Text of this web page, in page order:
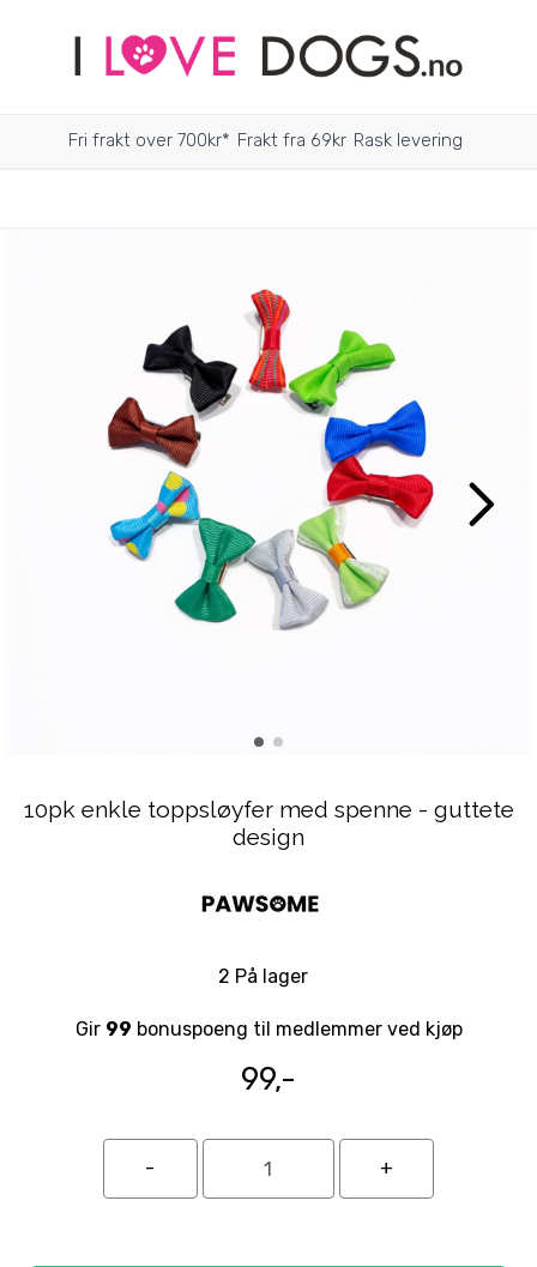
Fri frakt over 700kr* Frakt fra 69kr Rask levering
10pk enkle toppsløyfer med spenne - guttete
design
2 På lager
Gir 99 bonuspoeng til medlemmer ved kjøp
99,-